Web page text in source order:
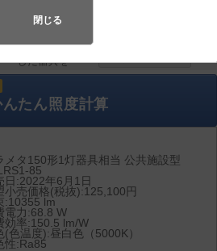
チェック
した器具を
んたん 照度計算
メタ150形1灯器具相当 公共施設型
85
日:2022年6月1日
小売価格(税抜):125,100円
:10355 lm
電力:68.8 W
効率:150.5 lm/W
(色温度):昼白色（5000K）
性:Ra85
閉じる